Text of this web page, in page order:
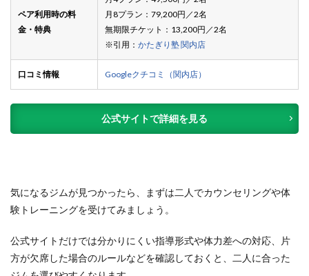
ペア利用時の料
金・特典
月8プラン：79,200円／2名
無期限チケット：13,200円／2名
※引用： かたぎり塾 関内店
口コミ情報 Googleクチコミ（関内店）
公式サイトで詳細を見る
気になるジムが見つかったら、まずは二人でカウンセリングや体
験トレーニングを受けてみましょう。
公式サイトだけでは分かりにくい指導形式や体力差への対応、片
方が欠席した場合のルールなどを確認しておくと、二人に合った